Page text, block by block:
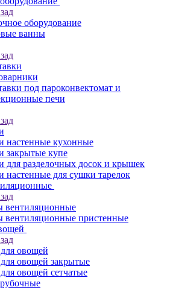
оборудование
ванны
под пароконвектомат и
печи
настенные кухонные
закрытые купе
для разделочных досок и крышек
настенные для сушки тарелок
вентиляционные
вентиляционные пристенные
овощей
овощей закрытые
овощей сетчатые